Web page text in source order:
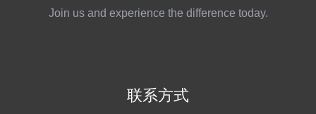
Join us and experience the difference today.
联系方式